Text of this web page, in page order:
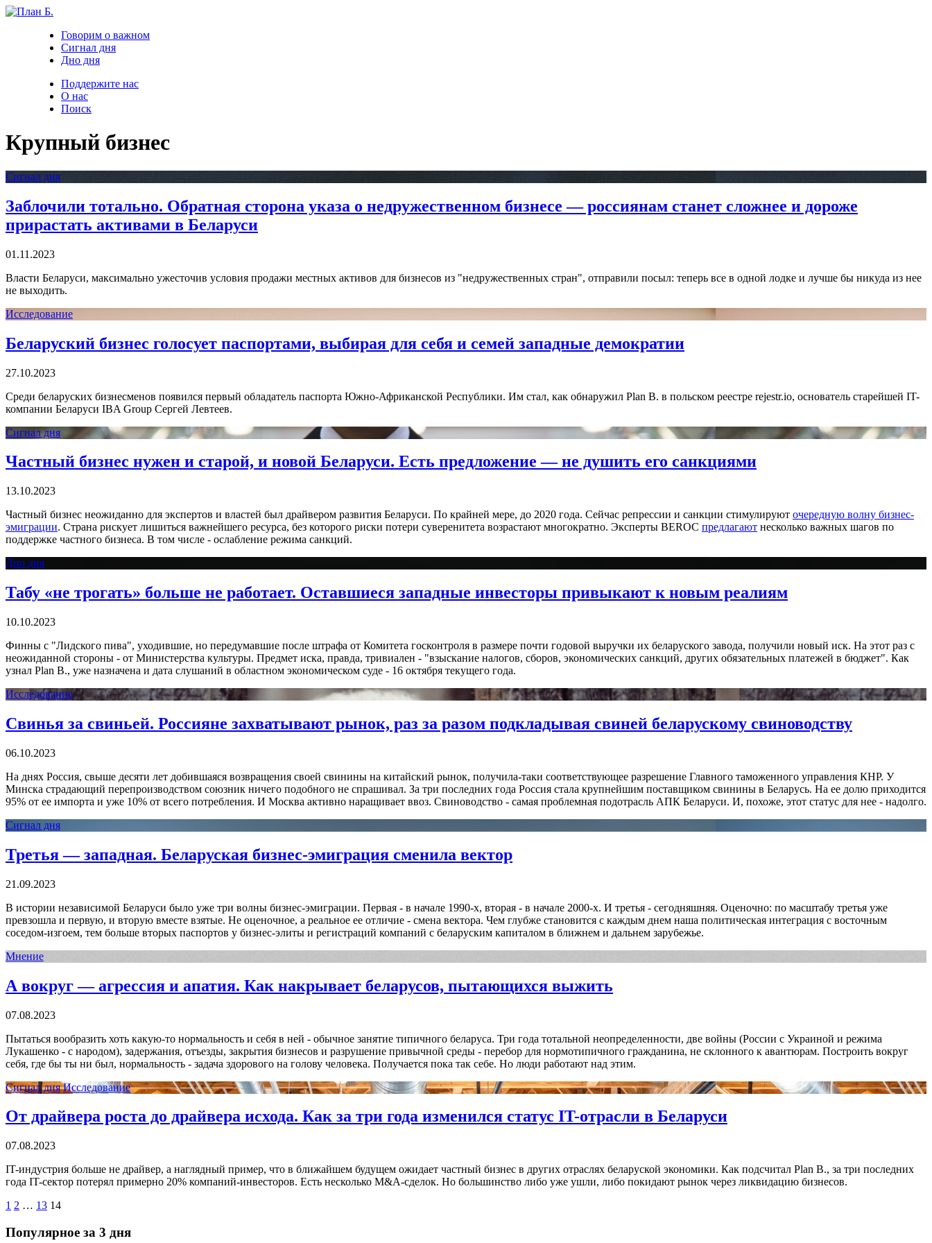
Говорим о важном
Сигнал дня
Дно дня
Поддержите нас
О нас
Поиск
Крупный бизнес
Сигнал дня
Заблочили тотально. Обратная сторона указа о недружественном бизнесе — россиянам станет сложнее и дороже
прирастать активами в Беларуси
01.11.2023
Власти Беларуси, максимально ужесточив условия продажи местных активов для бизнесов из "недружественных стран", отправили посыл: теперь все в одной лодке и лучше бы никуда из нее
не выходить.
Исследование
Беларуский бизнес голосует паспортами, выбирая для себя и семей западные демократии
27.10.2023
Среди беларуских бизнесменов появился первый обладатель паспорта Южно-Африканской Республики. Им стал, как обнаружил Plan B. в польском реестре rejestr.io, основатель старейшей IT-
компании Беларуси IBA Group Сергей Левтеев.
Сигнал дня
Частный бизнес нужен и старой, и новой Беларуси. Есть предложение — не душить его санкциями
13.10.2023
Частный бизнес неожиданно для экспертов и властей был драйвером развития Беларуси. По крайней мере, до 2020 года. Сейчас репрессии и санкции стимулируют очередную волну бизнес-
эмиграции. Страна рискует лишиться важнейшего ресурса, без которого риски потери суверенитета возрастают многократно. Эксперты BEROC предлагают несколько важных шагов по
поддержке частного бизнеса. В том числе - ослабление режима санкций.
Дно дня
Табу «не трогать» больше не работает. Оставшиеся западные инвесторы привыкают к новым реалиям
10.10.2023
Финны с "Лидского пива", уходившие, но передумавшие после штрафа от Комитета госконтроля в размере почти годовой выручки их беларуского завода, получили новый иск. На этот раз с
неожиданной стороны - от Министерства культуры. Предмет иска, правда, тривиален - "взыскание налогов, сборов, экономических санкций, других обязательных платежей в бюджет". Как
узнал Plan B., уже назначена и дата слушаний в областном экономическом суде - 16 октября текущего года.
Исследование
Свинья за свиньей. Россияне захватывают рынок, раз за разом подкладывая свиней беларускому свиноводству
06.10.2023
На днях Россия, свыше десяти лет добившаяся возвращения своей свинины на китайский рынок, получила-таки соответствующее разрешение Главного таможенного управления КНР. У
Минска страдающий перепроизводством союзник ничего подобного не спрашивал. За три последних года Россия стала крупнейшим поставщиком свинины в Беларусь. На ее долю приходится
95% от ее импорта и уже 10% от всего потребления. И Москва активно наращивает ввоз. Свиноводство - самая проблемная подотрасль АПК Беларуси. И, похоже, этот статус для нее - надолго.
Сигнал дня
Третья — западная. Беларуская бизнес-эмиграция сменила вектор
21.09.2023
В истории независимой Беларуси было уже три волны бизнес-эмиграции. Первая - в начале 1990-х, вторая - в начале 2000-х. И третья - сегодняшняя. Оценочно: по масштабу третья уже
превзошла и первую, и вторую вместе взятые. Не оценочное, а реальное ее отличие - смена вектора. Чем глубже становится с каждым днем наша политическая интеграция с восточным
соседом-изгоем, тем больше вторых паспортов у бизнес-элиты и регистраций компаний с беларуским капиталом в ближнем и дальнем зарубежье.
Мнение
А вокруг — агрессия и апатия. Как накрывает беларусов, пытающихся выжить
07.08.2023
Пытаться вообразить хоть какую-то нормальность и себя в ней - обычное занятие типичного беларуса. Три года тотальной неопределенности, две войны (России с Украиной и режима
Лукашенко - с народом), задержания, отъезды, закрытия бизнесов и разрушение привычной среды - перебор для нормотипичного гражданина, не склонного к авантюрам. Построить вокруг
себя, где бы ты ни был, нормальность - задача здорового на голову человека. Получается пока так себе. Но люди работают над этим.
Сигнал дня Исследование
От драйвера роста до драйвера исхода. Как за три года изменился статус IT-отрасли в Беларуси
07.08.2023
IT-индустрия больше не драйвер, а наглядный пример, что в ближайшем будущем ожидает частный бизнес в других отраслях беларуской экономики. Как подсчитал Plan B., за три последних
года IT-сектор потерял примерно 20% компаний-инвесторов. Есть несколько M&A-сделок. Но большинство либо уже ушли, либо покидают рынок через ликвидацию бизнесов.
1 2 … 13 14
Популярное за 3 дня